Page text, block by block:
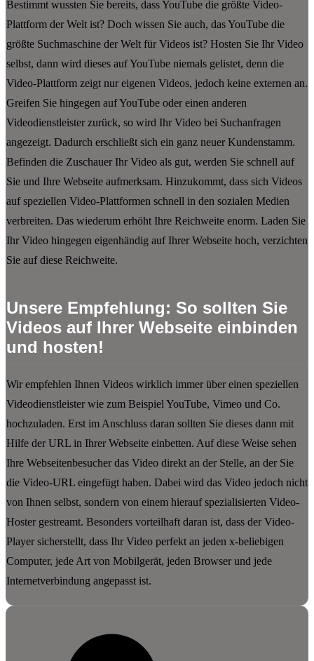
Bestimmt wussten Sie bereits, dass YouTube die größte Video-
Plattform der Welt ist? Doch wissen Sie auch, das YouTube die
größte Suchmaschine der Welt für Videos ist? Hosten Sie Ihr Video
selbst, dann wird dieses auf YouTube niemals gelistet, denn die
Video-Plattform zeigt nur eigenen Videos, jedoch keine externen an.
Greifen Sie hingegen auf YouTube oder einen anderen
Videodienstleister zurück, so wird Ihr Video bei Suchanfragen
angezeigt. Dadurch erschließt sich ein ganz neuer Kundenstamm.
Befinden die Zuschauer Ihr Video als gut, werden Sie schnell auf
Sie und Ihre Webseite aufmerksam. Hinzukommt, dass sich Videos
auf speziellen Video-Plattformen schnell in den sozialen Medien
verbreiten. Das wiederum erhöht Ihre Reichweite enorm. Laden Sie
Ihr Video hingegen eigenhändig auf Ihrer Webseite hoch, verzichten
Sie auf diese Reichweite.
Unsere Empfehlung: So sollten Sie
Videos auf Ihrer Webseite einbinden
und hosten!
Wir empfehlen Ihnen Videos wirklich immer über einen speziellen
Videodienstleister wie zum Beispiel YouTube, Vimeo und Co.
hochzuladen. Erst im Anschluss daran sollten Sie dieses dann mit
Hilfe der URL in Ihrer Webseite einbetten. Auf diese Weise sehen
Ihre Webseitenbesucher das Video direkt an der Stelle, an der Sie
die Video-URL eingefügt haben. Dabei wird das Video jedoch nicht
von Ihnen selbst, sondern von einem hierauf spezialisierten Video-
Hoster gestreamt. Besonders vorteilhaft daran ist, dass der Video-
Player sicherstellt, dass Ihr Video perfekt an jeden x-beliebigen
Computer, jede Art von Mobilgerät, jeden Browser und jede
Internetverbindung angepasst ist.